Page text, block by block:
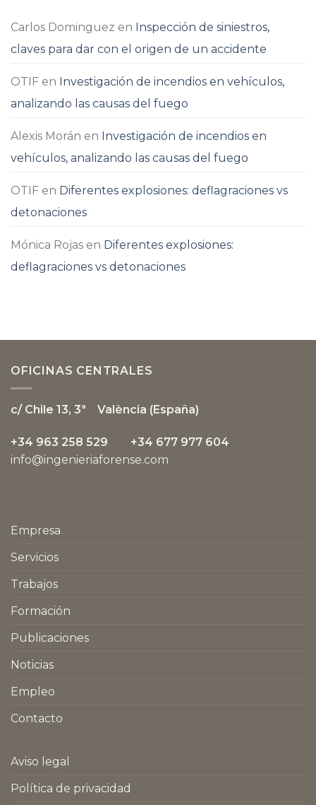
Carlos Dominguez en Inspección de siniestros,
claves para dar con el origen de un accidente
OTIF en Investigación de incendios en vehículos,
analizando las causas del fuego
Alexis Morán en Investigación de incendios en
vehículos, analizando las causas del fuego
OTIF en Diferentes explosiones: deflagraciones vs
detonaciones
Mónica Rojas en Diferentes explosiones:
deflagraciones vs detonaciones
OFICINAS CENTRALES
c/ Chile 13, 3ª València (España)
+34 963 258 529 +34 677 977 604
info@ingenieriaforense.com
Empresa
Servicios
Trabajos
Formación
Publicaciones
Noticias
Empleo
Contacto
Aviso legal
Política de privacidad